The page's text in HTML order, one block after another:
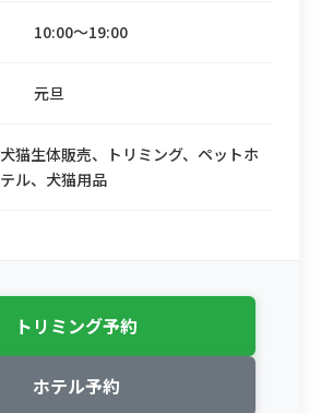
10:00〜19:00
元旦
犬猫生体販売、トリミング、ペットホ
テル、犬猫用品
トリミング予約
ホテル予約